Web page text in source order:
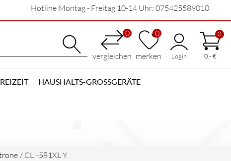
Hotline Montag - Freitag 10-14 Uhr: 075425589010
0
vergleichen
0
merken Login
0
0,- €
HAUSHALTS-GROSSGERÄTE
/ CLI-581XL Y